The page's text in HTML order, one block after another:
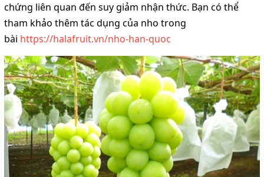
chứng liên quan đến suy giảm nhận thức. Bạn có thể
tham khảo thêm tác dụng của nho trong
bài https://halafruit.vn/nho-han-quoc